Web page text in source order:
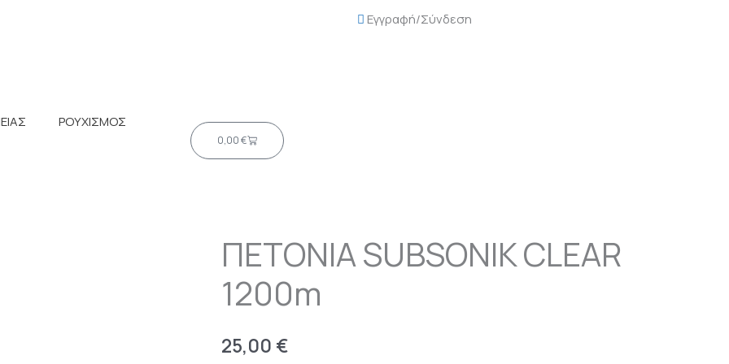
Εγγραφή/Σύνδεση
ΡΟΥΧΙΣΜΟΣ
0,00€Cart
ΠΕΤΟΝΙΑ SUBSONIK CLEAR
1200m
25,00 €